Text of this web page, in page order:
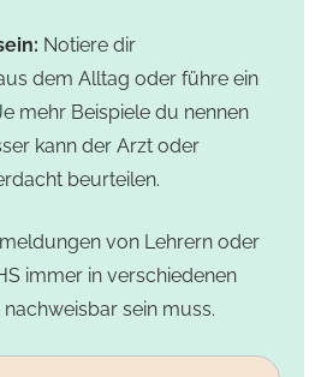
Notiere dir
dem Alltag oder führe ein
mehr Beispiele du nennen
kann der Arzt oder
beurteilen.
von Lehrern oder
immer in verschiedenen
sein muss.